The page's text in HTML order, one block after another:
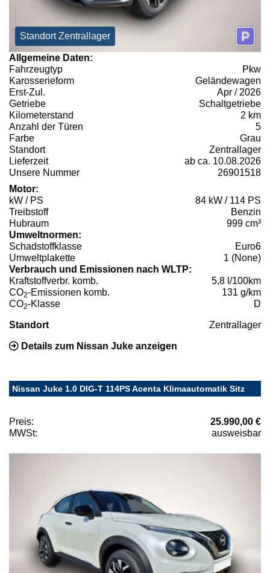
Standort Zentrallager
Allgemeine Daten:
Fahrzeugtyp
Pkw
Karosserieform
Geländewagen
Erst-Zul.
Apr / 2026
Getriebe
Schaltgetriebe
Kilometerstand
2 km
Anzahl der Türen
5
Farbe
Grau
Standort
Zentrallager
Lieferzeit
ab ca. 10.08.2026
Unsere Nummer
26901518
Motor:
kW / PS
84 kW / 114 PS
Treibstoff
Benzin
Hubraum
999 cm³
Umweltnormen:
Schadstoffklasse
Euro6
Umweltplakette
1 (None)
Verbrauch und Emissionen nach WLTP:
Kraftstoffverbr. komb.
5,8 l/100km
CO2-Emissionen komb.
131 g/km
CO2-Klasse D
Standort Zentrallager
Details zum Nissan Juke anzeigen
Nissan Juke 1.0 DIG-T 114PS Acenta Klimaautomatik Sitz
Preis:
25.990,00 €
MWSt:
ausweisbar